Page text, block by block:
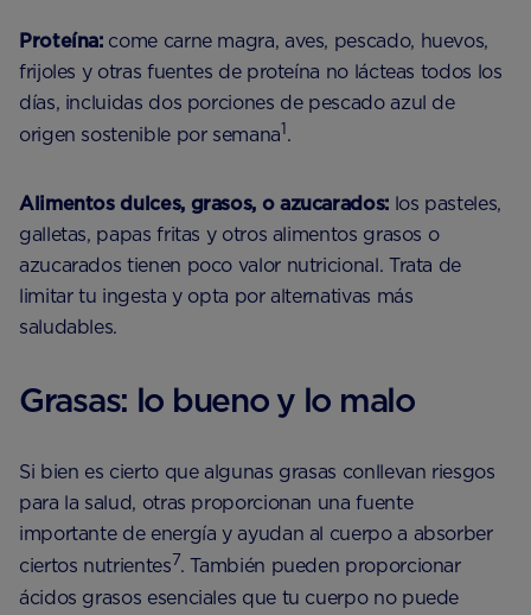
Proteína: come carne magra, aves, pescado, huevos,
frijoles y otras fuentes de proteína no lácteas todos los
días, incluidas dos porciones de pescado azul de
origen sostenible por semana1.
Alimentos dulces, grasos, o azucarados: los pasteles,
galletas, papas fritas y otros alimentos grasos o
azucarados tienen poco valor nutricional. Trata de
limitar tu ingesta y opta por alternativas más
saludables.
Grasas: lo bueno y lo malo
Si bien es cierto que algunas grasas conllevan riesgos
para la salud, otras proporcionan una fuente
importante de energía y ayudan al cuerpo a absorber
ciertos nutrientes7. También pueden proporcionar
ácidos grasos esenciales que tu cuerpo no puede